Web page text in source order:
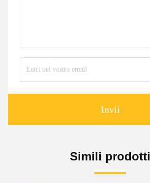
Invii
Simili prodotti